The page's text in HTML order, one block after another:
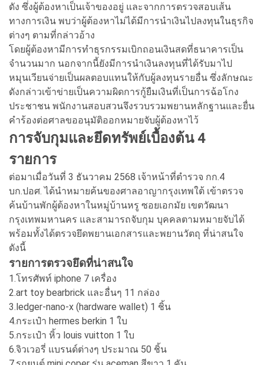
ดัง ซึ่งผู้ต้องหาเป็นเจ้าของอยู่ และจากการตรวจสอบเส้น
ทางการเงิน พบว่าผู้ต้องหาไม่ได้มีการนำเงินไปลงทุนในธุรกิจ
ต่างๆ ตามที่กล่าวอ้าง
โดยผู้ต้องหามีการทำธุรกรรมเบิกถอนเงินสดที่ธนาคารเป็น
จำนวนมาก นอกจากนี้ยังมีการนำเงินลงทุนที่ได้รับมาไป
หมุนเวียนจ่ายเป็นผลตอบแทนให้กับผู้ลงทุนรายอื่น ซึ่งลักษณะ
ดังกล่าวเข้าข่ายเป็นความผิดการกู้ยืมเงินที่เป็นการฉ้อโกง
ประชาชน พนักงานสอบสวนจึงรวบรวมพยานหลักฐานและยื่น
คำร้องต่อศาลขออนุมัติออกหมายจับผู้ต้องหาไว้
การจับกุมและยึดทรัพย์เบื้องต้น 4
รายการ
ต่อมาเมื่อวันที่ 3 ธันวาคม 2568 เจ้าหน้าที่ตำรวจ กก.4
บก.ปอศ. ได้นำหมายค้นของศาลอาญากรุงเทพใต้ เข้าตรวจ
ค้นบ้านพักผู้ต้องหาในหมู่บ้านหรู ซอยเอกมัย เขตวัฒนา
กรุงเทพมหานคร และสามารถจับกุม บุคคลตามหมายจับได้
พร้อมทั้งได้ตรวจยึดพยานเอกสารและพยานวัตถุ ที่น่าสนใจ
ดังนี้
รายการตรวจยึดที่น่าสนใจ
1.โทรศัพท์ iphone 7 เครื่อง
2.art toy bearbrick และอื่นๆ 11 กล่อง
3.ledger-nano-x (hardware wallet) 1 ชิ้น
4.กระเป๋า hermes berkin 1 ใบ
5.กระเป๋า หิ้ว louis vuitton 1 ใบ
6.จิวเวอรี่ แบรนด์ต่างๆ ประมาณ 50 ชิ้น